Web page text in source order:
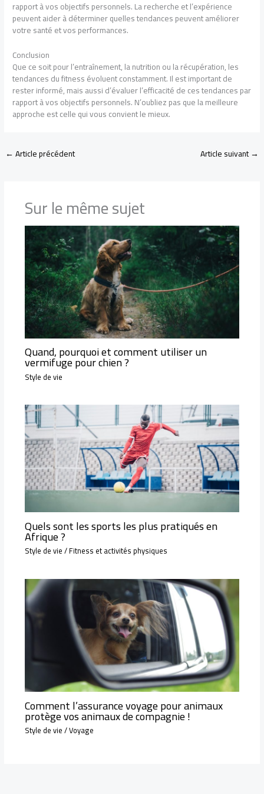
rapport à vos objectifs personnels. La recherche et l’expérience
peuvent aider à déterminer quelles tendances peuvent améliorer
votre santé et vos performances.
Conclusion
Que ce soit pour l’entraînement, la nutrition ou la récupération, les
tendances du fitness évoluent constamment. Il est important de
rester informé, mais aussi d’évaluer l’efficacité de ces tendances par
rapport à vos objectifs personnels. N’oubliez pas que la meilleure
approche est celle qui vous convient le mieux.
←Article précédent Article suivant→
Sur le même sujet
Quand, pourquoi et comment utiliser un
vermifuge pour chien ?
Style de vie
Quels sont les sports les plus pratiqués en
Afrique ?
Style de vie/Fitness et activités physiques
Comment l’assurance voyage pour animaux
protège vos animaux de compagnie !
Style de vie/Voyage